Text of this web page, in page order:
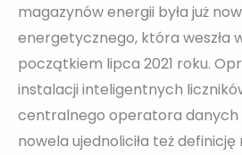
magazynów energii była już
energetycznego, która weszła
początkiem lipca 2021 roku.
instalacji inteligentnych
centralnego operatora
nowela ujednoliciła też